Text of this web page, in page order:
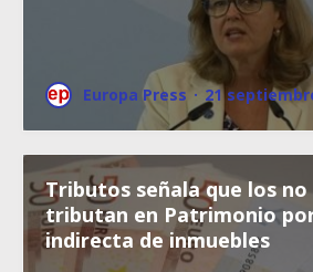
Europa Press · 21
Tributos señala que los
tributan en Patrimonio
indirecta de inmuebles